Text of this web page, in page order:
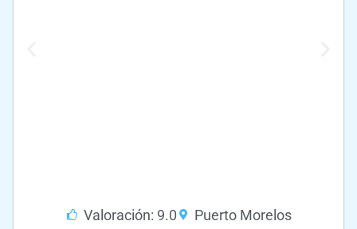
Valoración: 9.0
Puerto Morelos